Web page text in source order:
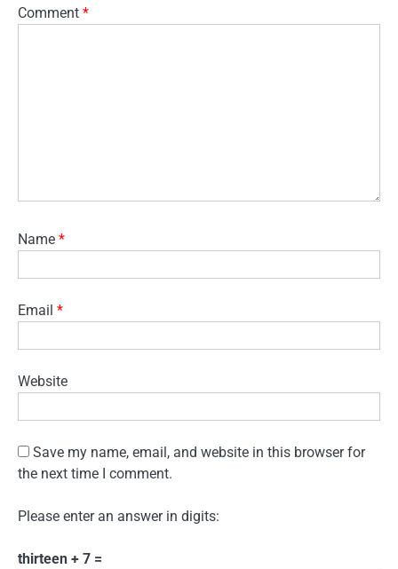
Comment *
Name *
Email *
Website
Save my name, email, and website in this browser for
the next time I comment.
Please enter an answer in digits:
thirteen + 7 =